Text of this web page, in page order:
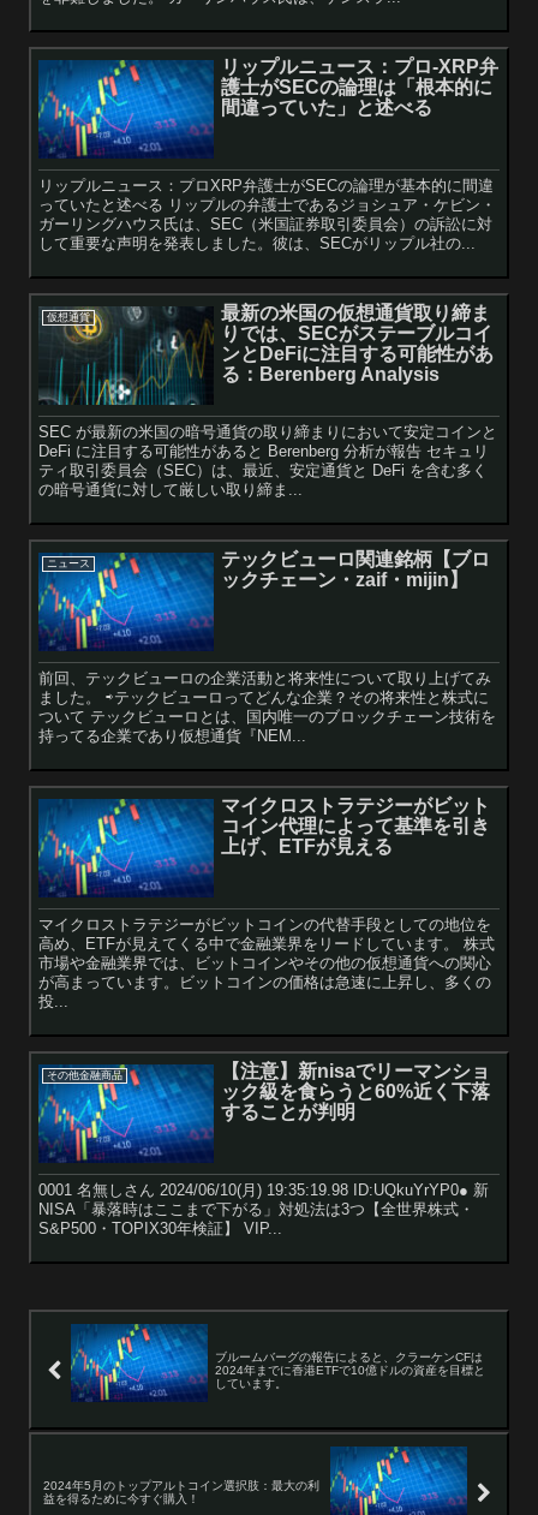
リップルニュース：プロ-XRP弁
護士がSECの論理は「根本的に
間違っていた」と述べる
リップルニュース：プロXRP弁護士がSECの論理が基本的に間違
っていたと述べる リップルの弁護士であるジョシュア・ケビン・
ガーリングハウス氏は、SEC（米国証券取引委員会）の訴訟に対
して重要な声明を発表しました。彼は、SECがリップル社の...
仮想通貨
最新の米国の仮想通貨取り締ま
りでは、SECがステーブルコイ
ンとDeFiに注目する可能性があ
る：Berenberg Analysis
SEC が最新の米国の暗号通貨の取り締まりにおいて安定コインと
DeFi に注目する可能性があると Berenberg 分析が報告 セキュリ
ティ取引委員会（SEC）は、最近、安定通貨と DeFi を含む多く
の暗号通貨に対して厳しい取り締ま...
ニュース
テックビューロ関連銘柄【ブロ
ックチェーン・zaif・mijin】
前回、テックビューロの企業活動と将来性について取り上げてみ
ました。 ⇨テックビューロってどんな企業？その将来性と株式に
ついて テックビューロとは、国内唯一のブロックチェーン技術を
持ってる企業であり仮想通貨『NEM...
マイクロストラテジーがビット
コイン代理によって基準を引き
上げ、ETFが見える
マイクロストラテジーがビットコインの代替手段としての地位を
高め、ETFが見えてくる中で金融業界をリードしています。 株式
市場や金融業界では、ビットコインやその他の仮想通貨への関心
が高まっています。ビットコインの価格は急速に上昇し、多くの
投...
その他金融商品
【注意】新nisaでリーマンショ
ック級を食らうと60%近く下落
することが判明
0001 名無しさん 2024/06/10(月) 19:35:19.98 ID:UQkuYrYP0● 新
NISA「暴落時はここまで下がる」対処法は3つ【全世界株式・
S&P500・TOPIX30年検証】 VIP...
ブルームバーグの報告によると、クラーケンCFは
2024年までに香港ETFで10億ドルの資産を目標と
しています。
2024年5月のトップアルトコイン選択肢：最大の利
益を得るために今すぐ購入！